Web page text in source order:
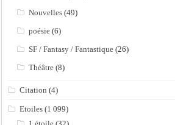
Nouvelles (49)
poésie (6)
SF / Fantasy / Fantastique (26)
Théâtre (8)
Citation (4)
Etoiles (1 099)